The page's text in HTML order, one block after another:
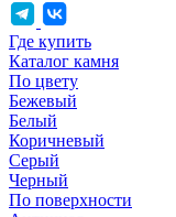
Где купить
Каталог камня
По цвету
Бежевый
Белый
Коричневый
Серый
Черный
По поверхности